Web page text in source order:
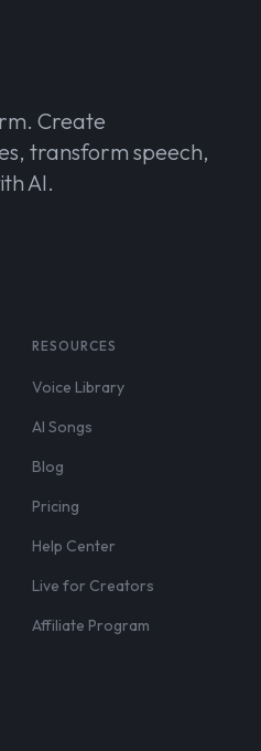
Create
transform speech,
AI.
RESOURCES
Voice Library
AI Songs
Blog
Pricing
Help Center
Live for Creators
Affiliate Program